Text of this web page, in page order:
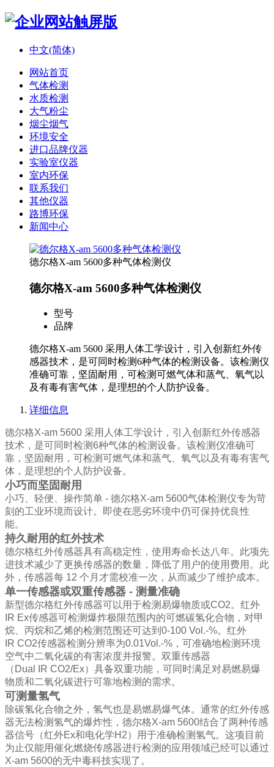
中文(简体)
网站首页
气体检测
水质检测
大气粉尘
烟尘烟气
环境安全
进口品牌仪器
实验室仪器
室内环保
联系我们
其他仪器
路博环保
新闻中心
德尔格X-am 5600多种气体检测仪
德尔格X-am 5600多种气体检测仪
型号
品牌
德尔格X-am 5600 采用人体工学设计，引入创新红外传
感器技术，是可同时检测6种气体的检测设备。该检测仪
准确可靠，坚固耐用，可检测可燃气体和蒸气、氧气以
及有毒有害气体，是理想的个人防护设备。
详细信息
德尔格X-am 5600 采用人体工学设计，引入创新红外传感器
技术，是可同时检测6种气体的检测设备。该检测仪准确可
靠，坚固耐用，可检测可燃气体和蒸气、氧气以及有毒有害气
体，是理想的个人防护设备。
小巧而坚固耐用
小巧、轻便、操作简单 - 德尔格X-am 5600气体检测仪专为苛
刻的工业环境而设计。
即使在恶劣环境中仍可保持优良性
能。
持久耐用的红外技术
德尔格红外传感器具有高稳定性，使用寿命长达八年。此项先
进技术减少了更换传感器的数量，降低了用户的使用费用。此
外，传感器每 12 个月才需校准一次，从而减少了维护成本。
单一传感器或双重传感器 - 测量准确
新型德尔格红外传感器可以用于检测易爆物质或CO2。红外
IR Ex传感器可检测爆炸极限范围内的可燃碳氢化合物，对甲
烷、丙烷和乙烯的检测范围还可达到 0-100 Vol.-%。红外
IR CO2传感器检测分辨率为0.01Vol.-% ，可准确地检测环境
空气中二氧化碳的有害浓度并报警。双重传感器
（ Dual IR CO2/Ex）具备双重功能，可同时满足对易燃易爆
物质和二氧化碳进行可靠地检测的需求。
可测量氢气
除碳氢化合物之外，氢气也是易燃易爆气体。通常的红外传感
器无法检测氢气的爆炸性，德尔格X-am 5600结合了两种传感
器信号（红外Ex和电化学H2）用于准确检测氢气。这项目前
为止仅能用催化燃烧传感器进行检测的应用领域已经可以通过
X-am 5600的无中毒科技实现了。